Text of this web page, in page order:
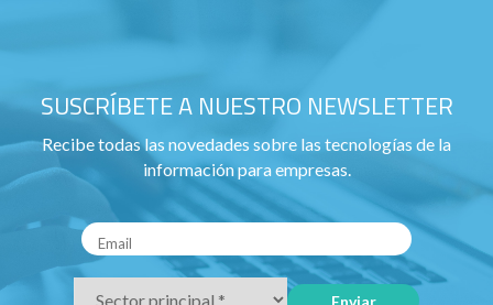
SUSCRÍBETE A NUESTRO NEWSLETTER
Recibe todas las novedades sobre las tecnologías de la
información para empresas.